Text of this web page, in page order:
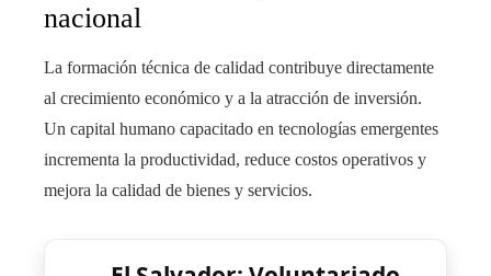
nacional
La formación técnica de calidad contribuye directamente
al crecimiento económico y a la atracción de inversión.
Un capital humano capacitado en tecnologías emergentes
incrementa la productividad, reduce costos operativos y
mejora la calidad de bienes y servicios.